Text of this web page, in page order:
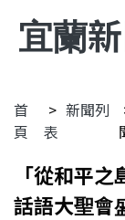
宜蘭
首
頁
新聞列
表
「從和平
話語大聖會